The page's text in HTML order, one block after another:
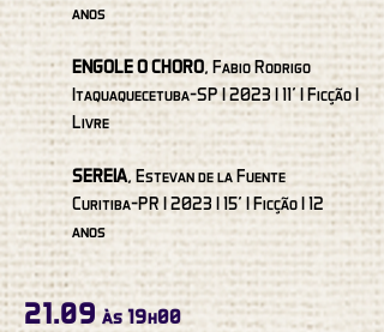
anos
ENGOLE O CHORO, Fabio Rodrigo
Itaquaquecetuba-SP I 2023 I 11’ I Ficção I
Livre
SEREIA, Estevan de la Fuente
Curitiba-PR I 2023 I 15’ I Ficção I 12
anos
21.09 às 19h00